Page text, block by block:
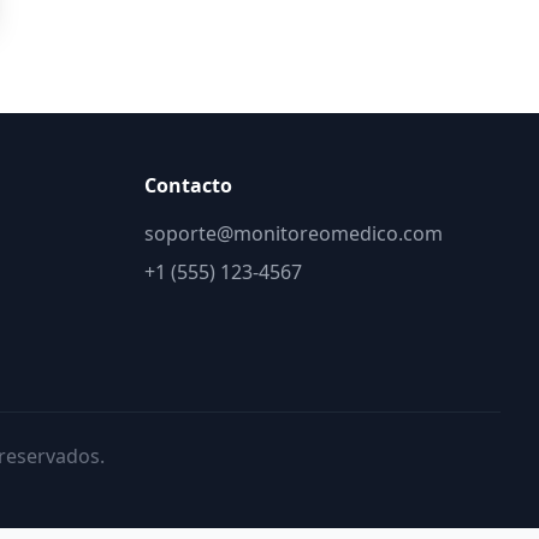
Contacto
soporte@monitoreomedico.com
+1 (555) 123-4567